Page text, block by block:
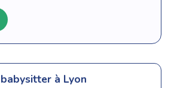
babysitter à Lyon